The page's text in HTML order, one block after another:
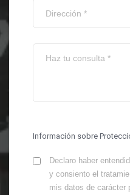
Información sobre
Declaro haber
y consiento el
mis datos de carácter